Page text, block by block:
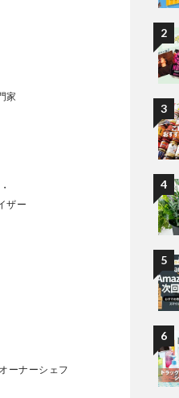
家
ザー
ーナーシェフ